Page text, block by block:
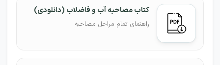
کتاب مصاحبه آب و فاضلاب (دانلودی)
راهنمای تمام مراحل مصاحبه